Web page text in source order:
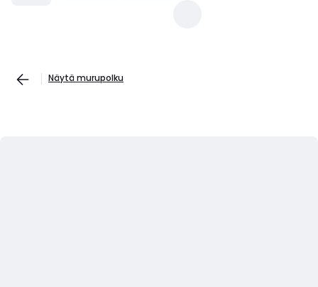
Näytä murupolku